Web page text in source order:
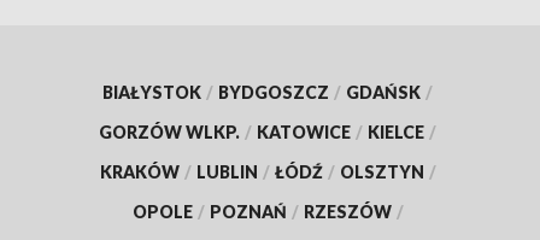
BIAŁYSTOK / BYDGOSZCZ / GDAŃSK /
GORZÓW WLKP. / KATOWICE / KIELCE /
KRAKÓW / LUBLIN / ŁÓDŹ / OLSZTYN /
OPOLE / POZNAŃ / RZESZÓW /